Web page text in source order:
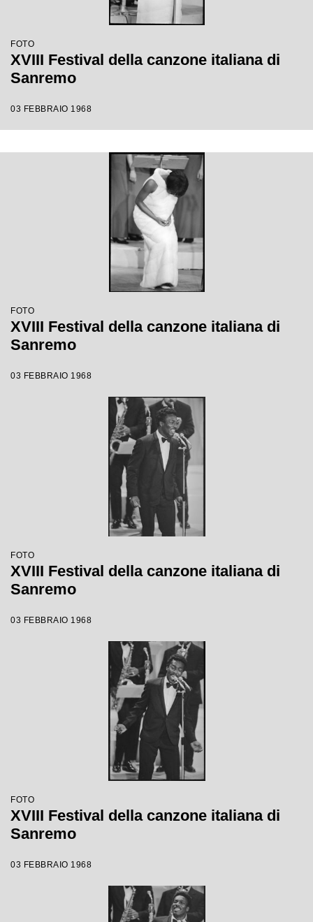
FOTO
XVIII Festival della canzone italiana di
Sanremo
03 FEBBRAIO 1968
FOTO
XVIII Festival della canzone italiana di
Sanremo
03 FEBBRAIO 1968
FOTO
XVIII Festival della canzone italiana di
Sanremo
03 FEBBRAIO 1968
FOTO
XVIII Festival della canzone italiana di
Sanremo
03 FEBBRAIO 1968